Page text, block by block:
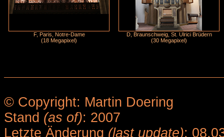
F, Paris, Notre-Dame
(18 Megapixel)
D, Braunschweig, St. Ulrici Brüdern
(30 Megapixel)
© Copyright: Martin Doering
Stand (as of): 2007
Letzte Änderung (last update):